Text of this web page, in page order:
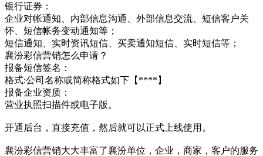
银行证券：
企业对帐通知、内部信息沟通、外部信息交流、短信客户关
怀、短信帐务变动通知等；
短信通知、实时资讯短信、买卖通知短信、实时短信等；
襄汾彩信营销怎么申请？
报备短信签名：
格式:公司名称或简称格式如下【****】
报备企业资质：
营业执照扫描件或电子版。
开通后台，直接充值，然后就可以正式上线使用。
襄汾彩信营销大大丰富了襄汾单位，企业，商家，客户的服务